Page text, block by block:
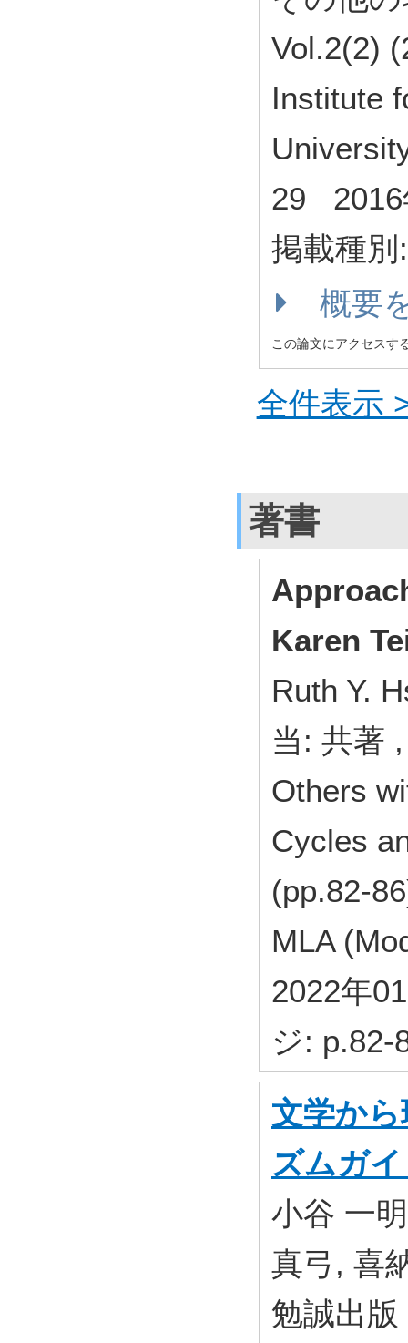
Vol.2(2)
Institute
29 2016
掲載種
概要
この論文にアクセスす
全件表示
著書
Karen
Ruth Y.
当: 共著
Others
Cycles
(pp.82-
MLA
2022年
ジ: p.82-
文学か
ズムガ
小谷 一
真弓, 喜
勉誠出